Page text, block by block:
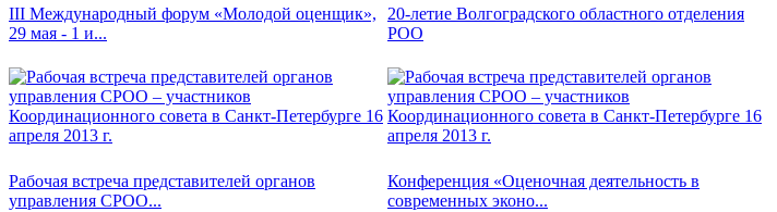
III Международный форум «Молодой оценщик»,
29 мая - 1 и...
20-летие Волгоградского областного отделения
РОО
Рабочая встреча представителей органов
управления СРОО...
Конференция «Оценочная деятельность в
современных эконо...